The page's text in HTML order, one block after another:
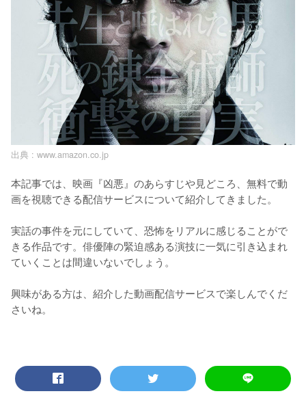
出典 : www.amazon.co.jp
本記事では、映画『凶悪』のあらすじや見どころ、無料で動
画を視聴できる配信サービスについて紹介してきました。
実話の事件を元にしていて、恐怖をリアルに感じることがで
きる作品です。俳優陣の緊迫感ある演技に一気に引き込まれ
ていくことは間違いないでしょう。
興味がある方は、紹介した動画配信サービスで楽しんでくだ
さいね。